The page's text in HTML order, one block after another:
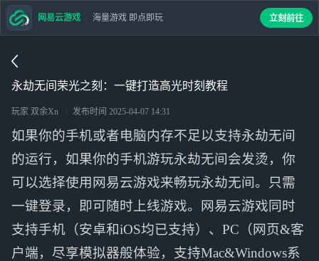
永劫无间荣光之刻：一键打造高光时刻教程
玩家 双余Xn 发布时间 2025-04-07 14:31
如果你的手机或者电脑内存不足以支持永劫无间
的运行，如果你的手机游玩永劫无间会发烫，你
可以选择使用网易云游戏来畅玩永劫无间。只需
一键登录，即可随时上线游戏。网易云游戏同时
支持手机（安卓和iOS均已支持）、PC（网页&客
户端，尽享模拟器般体验，支持Mac&Windows系
网易云游戏 海量游戏 即点即玩 立刻前往